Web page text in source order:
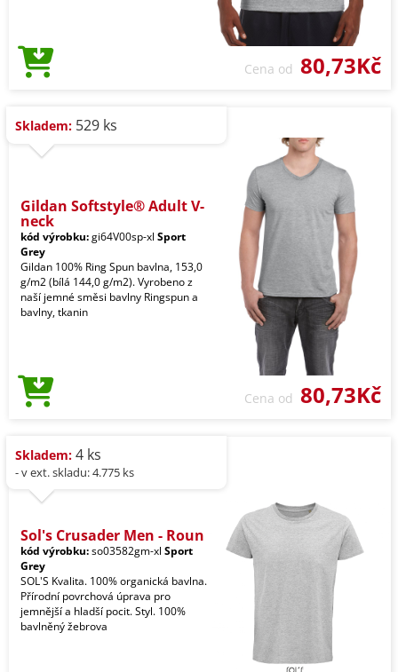
Cena od 80,73Kč
Skladem: 529 ks
Gildan Softstyle® Adult V-
neck
kód výrobku:gi64V00sp-xl Sport
Grey
Gildan 100% Ring Spun bavlna, 153,0
g/m2 (bílá 144,0 g/m2). Vyrobeno z
naší jemné směsi bavlny Ringspun a
bavlny, tkanin
Cena od 80,73Kč
Skladem: 4 ks
- v ext. skladu: 4.775 ks
Sol's Crusader Men - Roun
kód výrobku:so03582gm-xl Sport
Grey
SOL'S Kvalita. 100% organická bavlna.
Přírodní povrchová úprava pro
jemnější a hladší pocit. Styl. 100%
bavlněný žebrova